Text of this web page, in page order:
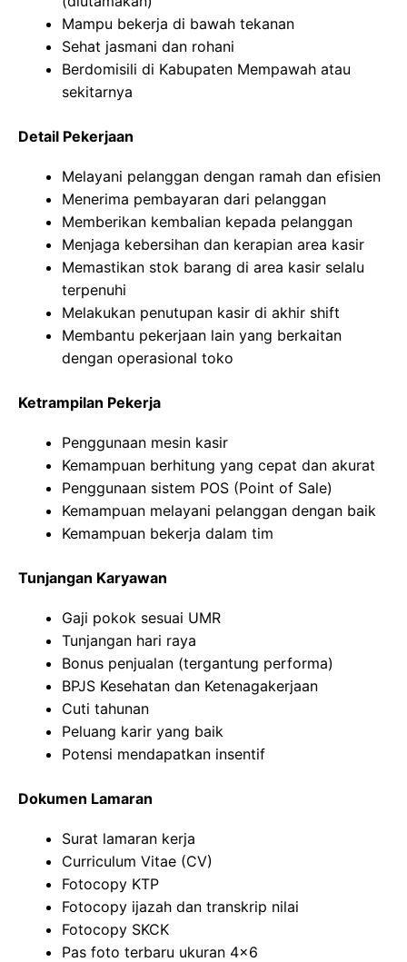
Mampu bekerja di bawah tekanan
Sehat jasmani dan rohani
Berdomisili di Kabupaten Mempawah atau
sekitarnya
Detail Pekerjaan
Melayani pelanggan dengan ramah dan efisien
Menerima pembayaran dari pelanggan
Memberikan kembalian kepada pelanggan
Menjaga kebersihan dan kerapian area kasir
Memastikan stok barang di area kasir selalu
terpenuhi
Melakukan penutupan kasir di akhir shift
Membantu pekerjaan lain yang berkaitan
dengan operasional toko
Ketrampilan Pekerja
Penggunaan mesin kasir
Kemampuan berhitung yang cepat dan akurat
Penggunaan sistem POS (Point of Sale)
Kemampuan melayani pelanggan dengan baik
Kemampuan bekerja dalam tim
Tunjangan Karyawan
Gaji pokok sesuai UMR
Tunjangan hari raya
Bonus penjualan (tergantung performa)
BPJS Kesehatan dan Ketenagakerjaan
Cuti tahunan
Peluang karir yang baik
Potensi mendapatkan insentif
Dokumen Lamaran
Surat lamaran kerja
Curriculum Vitae (CV)
Fotocopy KTP
Fotocopy ijazah dan transkrip nilai
Fotocopy SKCK
Pas foto terbaru ukuran 4×6